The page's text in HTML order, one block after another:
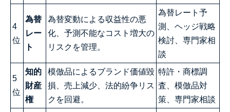
4
位
為替
レー
ト
為替変動による収益性の悪
化、予測不能なコスト増大の
リスクを管理。
為替レート予
測、ヘッジ戦略
検討、専門家相
談
5
位
知的
財産
権
模倣品によるブランド価値毀
損、売上減少、法的紛争リス
クを回避。
特許・商標調
査、模倣品対
策、専門家相談